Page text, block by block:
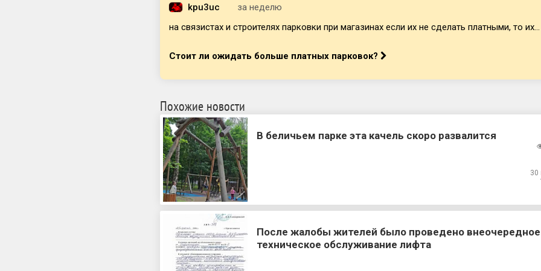
kpu3uc
за неделю
на связистах и строителях парковки при магазинах если их не сделать платными, то их...
Стоит ли ожидать больше платных парковок?
Похожие новости
В беличьем парке эта качель скоро развалится
30
После жалобы жителей было проведено внеочередное
техническое обслуживание лифта